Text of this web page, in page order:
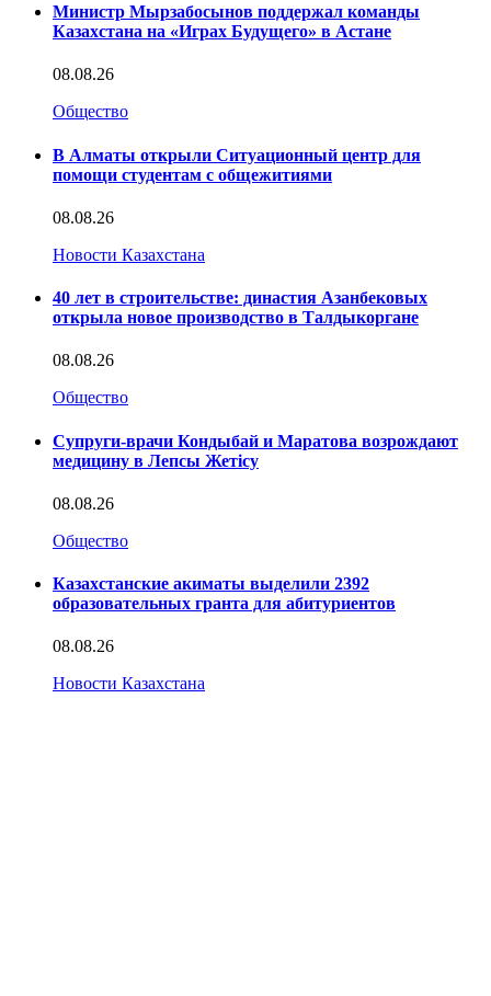
Министр Мырзабосынов поддержал команды
Казахстана на «Играх Будущего» в Астане
08.08.26
Общество
В Алматы открыли Ситуационный центр для
помощи студентам с общежитиями
08.08.26
Новости Казахстана
40 лет в строительстве: династия Азанбековых
открыла новое производство в Талдыкоргане
08.08.26
Общество
Супруги-врачи Кондыбай и Маратова возрождают
медицину в Лепсы Жетісу
08.08.26
Общество
Казахстанские акиматы выделили 2392
образовательных гранта для абитуриентов
08.08.26
Новости Казахстана